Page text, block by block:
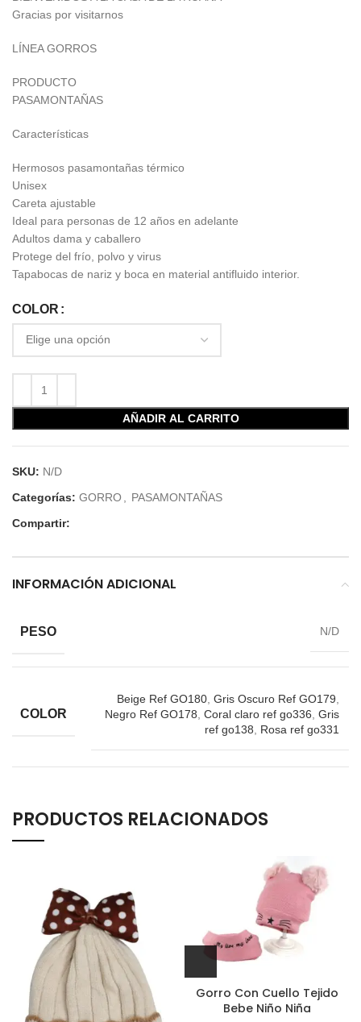
Gracias por visitarnos
LÍNEA GORROS
PRODUCTO
PASAMONTAÑAS
Características
Hermosos pasamontañas térmico
Unisex
Careta ajustable
Ideal para personas de 12 años en adelante
Adultos dama y caballero
Protege del frío, polvo y virus
Tapabocas de nariz y boca en material antifluido interior.
COLOR
AÑADIR AL CARRITO
SKU: N/D
Categorías: GORRO
PASAMONTAÑAS
Compartir:
INFORMACIÓN ADICIONAL
PESO N/D
COLOR
Beige Ref GO180 Gris Oscuro Ref GO179
Negro Ref GO178 Coral claro ref go336 Gris
ref go138
Rosa ref go331
PRODUCTOS RELACIONADOS
Gorro Con Cuello Tejido
Bebe Niño Niña